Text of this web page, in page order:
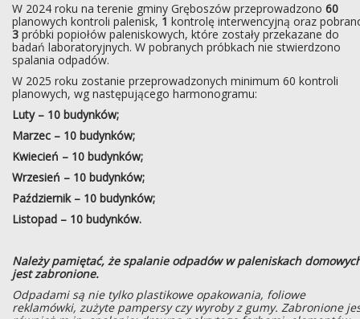
W 2024 roku na terenie gminy Gręboszów przeprowadzono 60
planowych kontroli palenisk, 1 kontrolę interwencyjną oraz
3 próbki popiołów paleniskowych, które zostały przekazane do
badań laboratoryjnych. W pobranych próbkach nie stwierdzono
spalania odpadów.
W 2025 roku zostanie przeprowadzonych minimum 60 kontroli
planowych, wg następującego harmonogramu:
Luty – 10 budynków;
Marzec – 10 budynków;
Kwiecień – 10 budynków;
Wrzesień – 10 budynków;
Październik – 10 budynków;
Listopad – 10 budynków.
Należy pamiętać, że spalanie odpadów w paleniskach
jest zabronione.
Odpadami są nie tylko plastikowe opakowania, foliowe
reklamówki, zużyte pampersy czy wyroby z gumy. Zabronione